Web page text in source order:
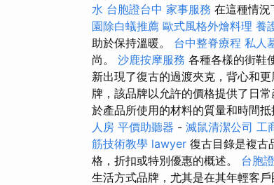
水 台胞證台中 家事服務 在這種情況
園除白蟻推薦 歐式風格外燴料理 養
助於保持溫暖。 台中整脊療程 私人
尚。 沙鹿按摩服務 各種各樣的街鞋
新出現了復古的過渡夾克，背心和
牌，該品牌以允許的價格提供了日常
於產品所使用的材料的質量和時間抵
人房 平價助聽器 - 滅鼠清潔公司 工
筋技術教學 lawyer 復古目錄是複古
格，折扣或特別優惠的概述。 台胞
生活方式品牌，尤其是在其年輕客